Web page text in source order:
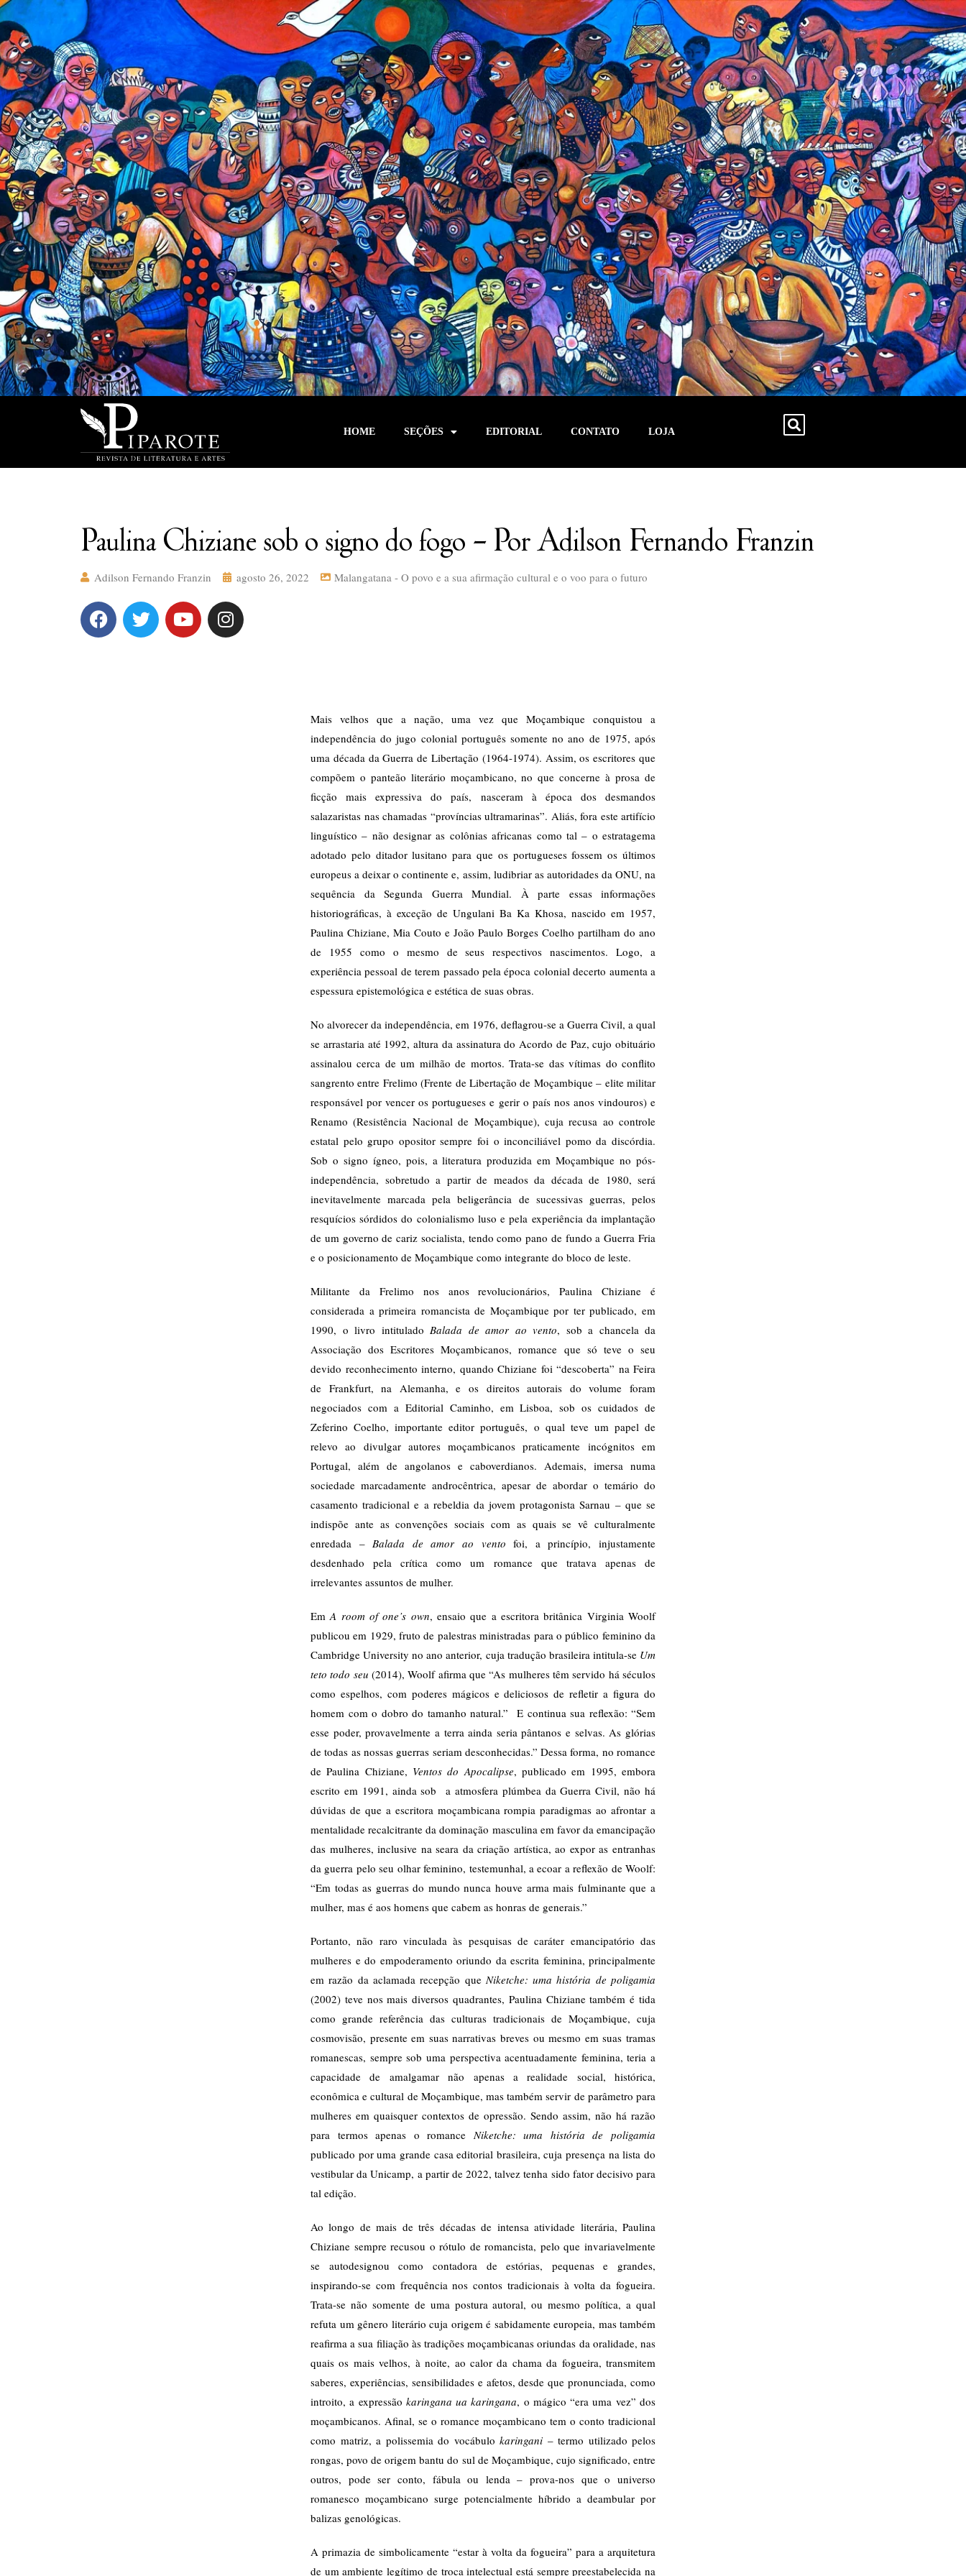
HOME SEÇÕES EDITORIAL CONTATO LOJA
Paulina Chiziane sob o signo do fogo – Por Adilson Fernando Franzin
Adilson Fernando Franzin agosto 26, 2022 Malangatana - O povo e a sua afirmação cultural e o voo para o futuro
Mais velhos que a nação, uma vez que Moçambique conquistou a
independência do jugo colonial português somente no ano de 1975, após
uma década da Guerra de Libertação (1964-1974). Assim, os escritores que
compõem o panteão literário moçambicano, no que concerne à prosa de
ficção mais expressiva do país, nasceram à época dos desmandos
salazaristas nas chamadas “províncias ultramarinas”. Aliás, fora este artifício
linguístico – não designar as colônias africanas como tal – o estratagema
adotado pelo ditador lusitano para que os portugueses fossem os últimos
europeus a deixar o continente e, assim, ludibriar as autoridades da ONU, na
sequência da Segunda Guerra Mundial. À parte essas informações
historiográficas, à exceção de Ungulani Ba Ka Khosa, nascido em 1957,
Paulina Chiziane, Mia Couto e João Paulo Borges Coelho partilham do ano
de 1955 como o mesmo de seus respectivos nascimentos. Logo, a
experiência pessoal de terem passado pela época colonial decerto aumenta a
espessura epistemológica e estética de suas obras.
No alvorecer da independência, em 1976, deflagrou-se a Guerra Civil, a qual
se arrastaria até 1992, altura da assinatura do Acordo de Paz, cujo obituário
assinalou cerca de um milhão de mortos. Trata-se das vítimas do conflito
sangrento entre Frelimo (Frente de Libertação de Moçambique – elite militar
responsável por vencer os portugueses e gerir o país nos anos vindouros) e
Renamo (Resistência Nacional de Moçambique), cuja recusa ao controle
estatal pelo grupo opositor sempre foi o inconciliável pomo da discórdia.
Sob o signo ígneo, pois, a literatura produzida em Moçambique no pós-
independência, sobretudo a partir de meados da década de 1980, será
inevitavelmente marcada pela beligerância de sucessivas guerras, pelos
resquícios sórdidos do colonialismo luso e pela experiência da implantação
de um governo de cariz socialista, tendo como pano de fundo a Guerra Fria
e o posicionamento de Moçambique como integrante do bloco de leste.
Militante da Frelimo nos anos revolucionários, Paulina Chiziane é
considerada a primeira romancista de Moçambique por ter publicado, em
1990, o livro intitulado Balada de amor ao vento, sob a chancela da
Associação dos Escritores Moçambicanos, romance que só teve o seu
devido reconhecimento interno, quando Chiziane foi “descoberta” na Feira
de Frankfurt, na Alemanha, e os direitos autorais do volume foram
negociados com a Editorial Caminho, em Lisboa, sob os cuidados de
Zeferino Coelho, importante editor português, o qual teve um papel de
relevo ao divulgar autores moçambicanos praticamente incógnitos em
Portugal, além de angolanos e caboverdianos. Ademais, imersa numa
sociedade marcadamente androcêntrica, apesar de abordar o temário do
casamento tradicional e a rebeldia da jovem protagonista Sarnau – que se
indispõe ante as convenções sociais com as quais se vê culturalmente
enredada – Balada de amor ao vento foi, a princípio, injustamente
desdenhado pela crítica como um romance que tratava apenas de
irrelevantes assuntos de mulher.
EmA room of one’s own, ensaio que a escritora britânica Virginia Woolf
publicou em 1929, fruto de palestras ministradas para o público feminino da
Cambridge University no ano anterior, cuja tradução brasileira intitula-se Um
teto todo seu (2014), Woolf afirma que “As mulheres têm servido há séculos
como espelhos, com poderes mágicos e deliciosos de refletir a figura do
homem com o dobro do tamanho natural.” E continua sua reflexão: “Sem
esse poder, provavelmente a terra ainda seria pântanos e selvas. As glórias
de todas as nossas guerras seriam desconhecidas.” Dessa forma, no romance
de Paulina Chiziane, Ventos do Apocalipse, publicado em 1995, embora
escrito em 1991, ainda sob a atmosfera plúmbea da Guerra Civil, não há
dúvidas de que a escritora moçambicana rompia paradigmas ao afrontar a
mentalidade recalcitrante da dominação masculina em favor da emancipação
das mulheres, inclusive na seara da criação artística, ao expor as entranhas
da guerra pelo seu olhar feminino, testemunhal, a ecoar a reflexão de Woolf:
“Em todas as guerras do mundo nunca houve arma mais fulminante que a
mulher, mas é aos homens que cabem as honras de generais.”
Portanto, não raro vinculada às pesquisas de caráter emancipatório das
mulheres e do empoderamento oriundo da escrita feminina, principalmente
em razão da aclamada recepção que Niketche: uma história de poligamia
(2002) teve nos mais diversos quadrantes, Paulina Chiziane também é tida
como grande referência das culturas tradicionais de Moçambique, cuja
cosmovisão, presente em suas narrativas breves ou mesmo em suas tramas
romanescas, sempre sob uma perspectiva acentuadamente feminina, teria a
capacidade de amalgamar não apenas a realidade social, histórica,
econômica e cultural de Moçambique, mas também servir de parâmetro para
mulheres em quaisquer contextos de opressão. Sendo assim, não há razão
para termos apenas o romance Niketche: uma história de poligamia
publicado por uma grande casa editorial brasileira, cuja presença na lista do
vestibular da Unicamp, a partir de 2022, talvez tenha sido fator decisivo para
tal edição.
Ao longo de mais de três décadas de intensa atividade literária, Paulina
Chiziane sempre recusou o rótulo de romancista, pelo que invariavelmente
se autodesignou como contadora de estórias, pequenas e grandes,
inspirando-se com frequência nos contos tradicionais à volta da fogueira.
Trata-se não somente de uma postura autoral, ou mesmo política, a qual
refuta um gênero literário cuja origem é sabidamente europeia, mas também
reafirma a sua filiação às tradições moçambicanas oriundas da oralidade, nas
quais os mais velhos, à noite, ao calor da chama da fogueira, transmitem
saberes, experiências, sensibilidades e afetos, desde que pronunciada, como
introito, a expressão karingana ua karingana, o mágico “era uma vez” dos
moçambicanos. Afinal, se o romance moçambicano tem o conto tradicional
como matriz, a polissemia do vocábulo karingani – termo utilizado pelos
rongas, povo de origem bantu do sul de Moçambique, cujo significado, entre
outros, pode ser conto, fábula ou lenda – prova-nos que o universo
romanesco moçambicano surge potencialmente híbrido a deambular por
balizas genológicas.
A primazia de simbolicamente “estar à volta da fogueira” para a arquitetura
de um ambiente legítimo de troca intelectual está sempre preestabelecida na